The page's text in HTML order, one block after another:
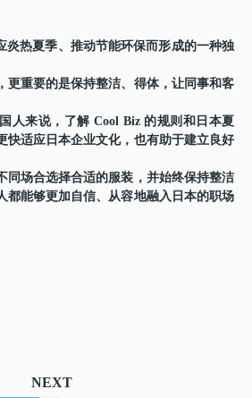
炎热夏季、推动节能环保而形成的一种独
更重要的是保持整洁、得体，让同事和客
人来说，了解 Cool Biz 的规则和日本夏
快适应日本企业文化，也有助于建立良好
同场合选择合适的服装，并始终保持整洁
都能够更加自信、从容地融入日本的职场
NEXT